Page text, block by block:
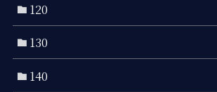
120
130
140